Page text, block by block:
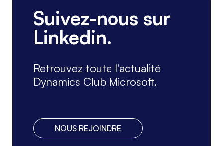
Suivez-nous sur
Linkedin.
Retrouvez toute l'actualité
Dynamics Club Microsoft.
NOUS REJOINDRE